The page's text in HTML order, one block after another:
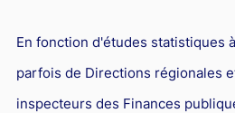
En fonction d'études statistiques
parfois de Directions régionales
inspecteurs des Finances